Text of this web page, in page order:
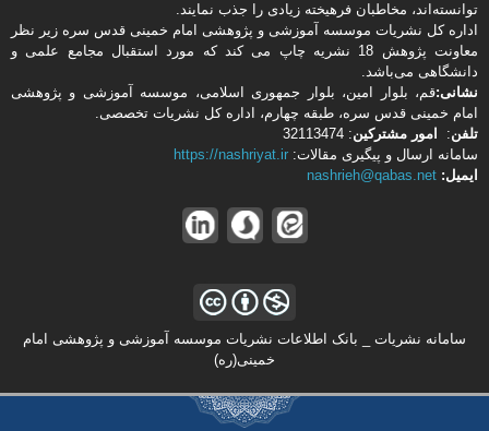
توانسته‌اند، مخاطبان فرهیخته‌ زیادی را جذب نمایند.
اداره كل نشریات موسسه آموزشی و پژوهشی امام خمینی قدس سره زیر نظر
معاونت پژوهش 18 نشریه چاپ می کند که مورد استقبال مجامع علمی و
دانشگاهی می‌باشد.
نشانی:قم، بلوار امین، بلوار جمهوری اسلامی، موسسه آموزشی و پژوهشی
امام خمینی قدس سره، طبقه چهارم، اداره كل نشریات تخصصی.
تلفن: امور مشتركین: 32113474
سامانه ارسال و پیگیری مقالات: https://nashriyat.ir
ایمیل: nashrieh@qabas.net
سامانه نشریات _ بانک اطلاعات نشریات موسسه آموزشی و پژوهشی امام
خمینی(ره)